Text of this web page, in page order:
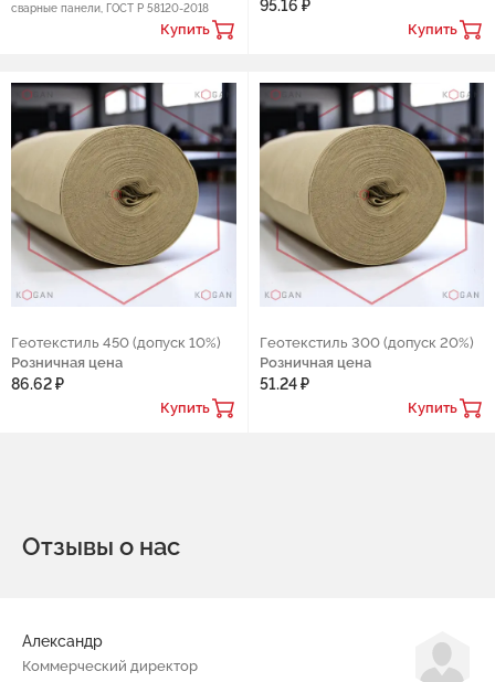
сварные панели, ГОСТ Р 58120-2018
Купить
95.16 ₽
Купить
Геотекстиль 450 (допуск 10%)
Розничная цена
86.62 ₽
Купить
Геотекстиль 300 (допуск 20%)
Розничная цена
51.24 ₽
Купить
Отзывы о нас
Александр
Коммерческий директор